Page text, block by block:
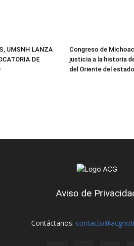
UMSNH LANZA
DE
Congreso de
justicia a la historia
del Oriente del
Aviso de
Contáctanos: